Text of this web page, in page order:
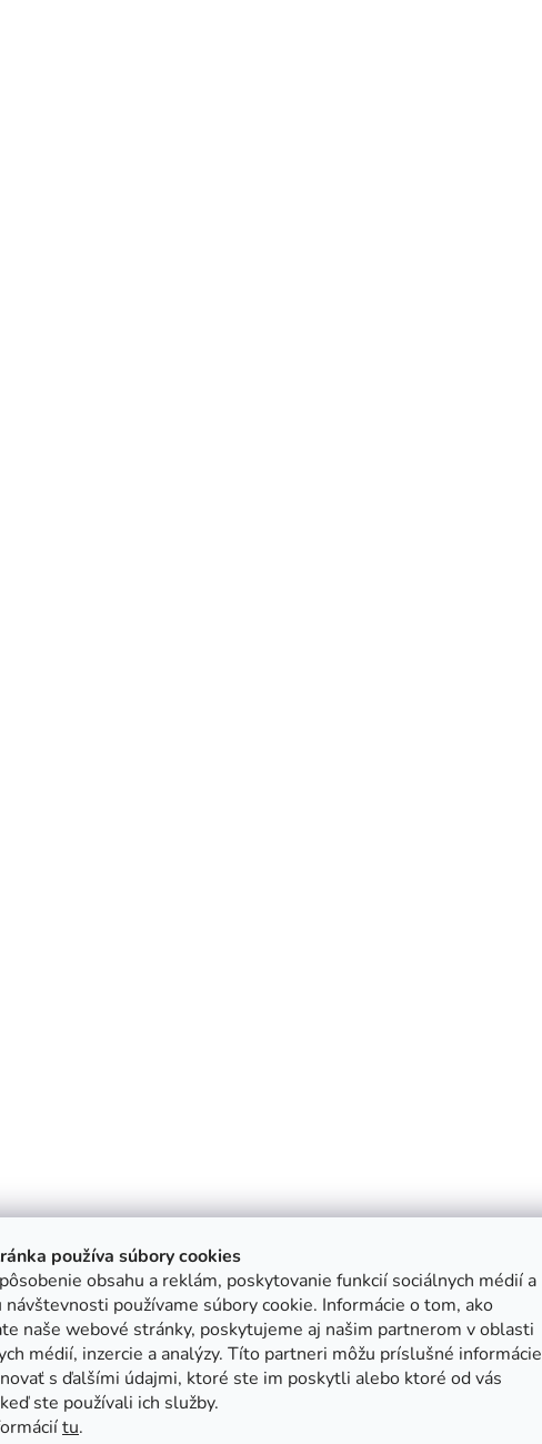
používa súbory cookies
obsahu a reklám, poskytovanie funkcií sociálnych médií a
návštevnosti používame súbory cookie. Informácie o tom, ako
naše webové stránky, poskytujeme aj našim partnerom v oblasti
médií, inzercie a analýzy. Títo partneri môžu príslušné informácie
s ďalšími údajmi, ktoré ste im poskytli alebo ktoré od vás
ste používali ich služby.
tu.